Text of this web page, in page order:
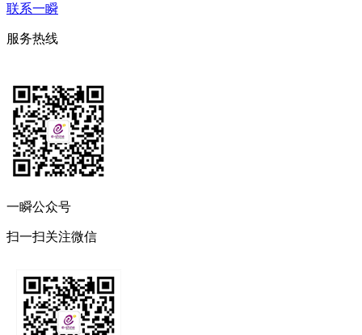
联系一瞬
服务热线
一瞬公众号
扫一扫关注微信